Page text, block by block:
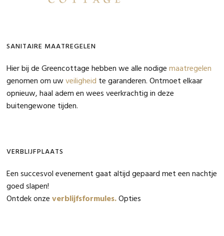
SANITAIRE MAATREGELEN
Hier bij de Greencottage hebben we alle nodigemaatregelen
genomen om uwveiligheid te garanderen. Ontmoet elkaar
opnieuw, haal adem en wees veerkrachtig in deze
buitengewone tijden.
VERBLIJFPLAATS
Een succesvol evenement gaat altijd gepaard met een nachtje
goed slapen!
Ontdek onzeverblijfsformules.Opties